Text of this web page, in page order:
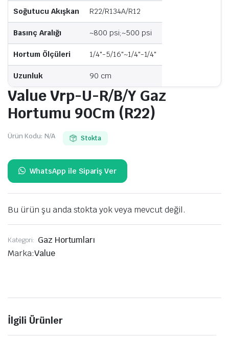
Soğutucu Akışkan R22/R134A/R12
Basınç Aralığı ~800 psi;~500 psi
Hortum Ölçüleri 1/4"-5/16"~1/4"-1/4"
Uzunluk 90 cm
Value Vrp-U-R/B/Y Gaz
Hortumu 90Cm (R22)
Ürün Kodu: N/A Stokta
Bu ürün şu anda stokta yok veya mevcut değil.
Kategori: Gaz Hortumları
Marka:Value
İlgili Ürünler